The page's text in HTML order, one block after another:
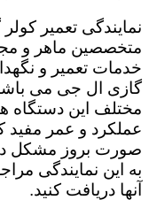
نمایندگی تعمیر
متخصصین ماهر و
خدمات تعمیر و
گازی ال جی می
مختلف این دستگاه ها
عملکرد و عمر مفید
صورت بروز مشکل
به این نمایندگی
آنها دریافت کنید.